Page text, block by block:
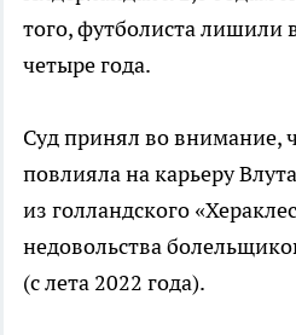
того, футболиста лишили
четыре года.
Суд принял во внимание,
повлияла на карьеру
из голландского
недовольства
(с лета 2022 года).